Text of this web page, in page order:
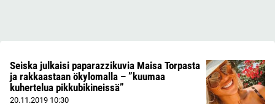
Seiska julkaisi paparazzikuvia Maisa Torpasta
ja rakkaastaan ökylomalla – ”kuumaa
kuhertelua pikkubikineissä”
20.11.2019 10:30